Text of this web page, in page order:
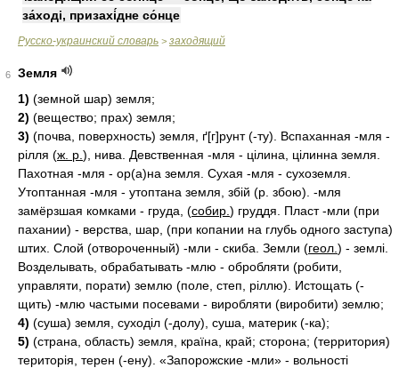
за́ході, призахі́дне со́нце
Русско-украинский словарь > заходящий
6
Земля
1) (земной шар) земля;
2) (вещество; прах) земля;
3) (почва, поверхность) земля, ґ[г]рунт (-ту). Вспаханная -мля -
рілля (ж. р. ), нива. Девственная -мля - цілина, цілинна земля.
Пахотная -мля - ор(а)на земля. Сухая -мля - сухоземля.
Утоптанная -мля - утоптана земля, збій (р. збою). -мля
замёрзшая комками - груда, (собир. ) груддя. Пласт -мли (при
пахании) - верства, шар, (при копании на глубь одного заступа)
штих. Слой (отвороченный) -мли - скиба. Земли (геол. ) - землі.
Возделывать, обрабатывать -млю - обробляти (робити,
управляти, порати) землю (поле, степ, ріллю). Истощать (-
щить) -млю частыми посевами - виробляти (виробити) землю;
4) (суша) земля, суходіл (-долу), суша, материк (-ка);
5) (страна, область) земля, країна, край; сторона; (территория)
територія, терен (-ену). «Запорожские -мли» - вольності